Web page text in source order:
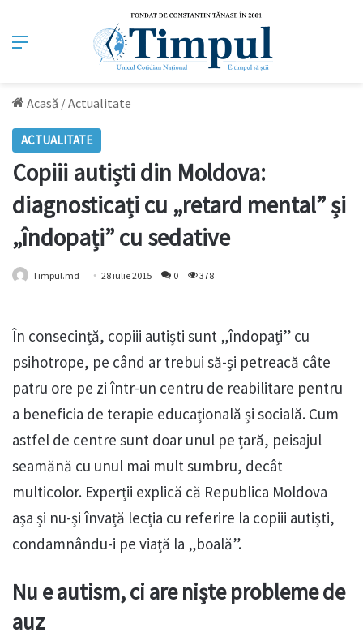
Meniu
Acasă /Actualitate
ACTUALITATE
Copiii autiști din Moldova:
diagnosticați cu „retard mental” și
„îndopați” cu sedative
Timpul.md 28 iulie 2015 0 378
În consecință, copiii autiști sunt „îndopați” cu
psihotrope, pe când ar trebui să-și petreacă câte
patru ore pe zi într-un centru de reabilitare pentru
a beneficia de terapie educațională și socială. Cum
astfel de centre sunt doar unul pe țară, peisajul
seamănă cu unul mai mult sumbru, decât
multicolor. Experții explică că Republica Moldova
așa și nu-și învață lecția cu referire la copiii autiști,
condamnându-i pe viață la „boală”.
Nu e autism, ci are niște probleme de
auz